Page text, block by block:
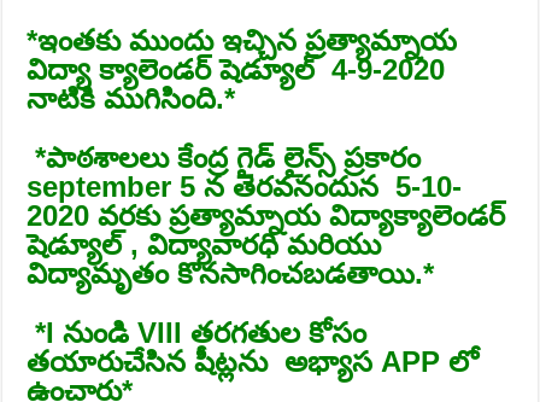
*️ఇంతకు ముందు ఇచ్చిన ప్రత్యామ్నాయ
విద్యా క్యాలెండర్ షెడ్యూల్ 4-9-2020
నాటికి ముగిసింది.*
*️పాఠశాలలు కేంద్ర గైడ్ లైన్స్ ప్రకారం
september 5 న తెరవనందున 5-10-
2020 వరకు ప్రత్యామ్నాయ విద్యాక్యాలెండర్
షెడ్యూల్ , విద్యావారధి మరియు
విద్యామృతం కొనసాగించబడతాయి.*
*️I నుండి VIII తరగతుల కోసం
తయారుచేసిన షీట్లను అభ్యాస APP లో
ఉంచారు*